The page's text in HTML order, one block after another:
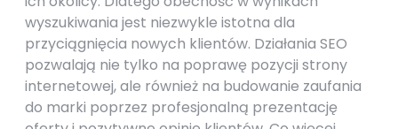
wyszukiwania jest niezwykle istotna dla
przyciągnięcia nowych klientów. Działania SEO
pozwalają nie tylko na poprawę pozycji strony
internetowej, ale również na budowanie zaufania
do marki poprzez profesjonalną prezentację